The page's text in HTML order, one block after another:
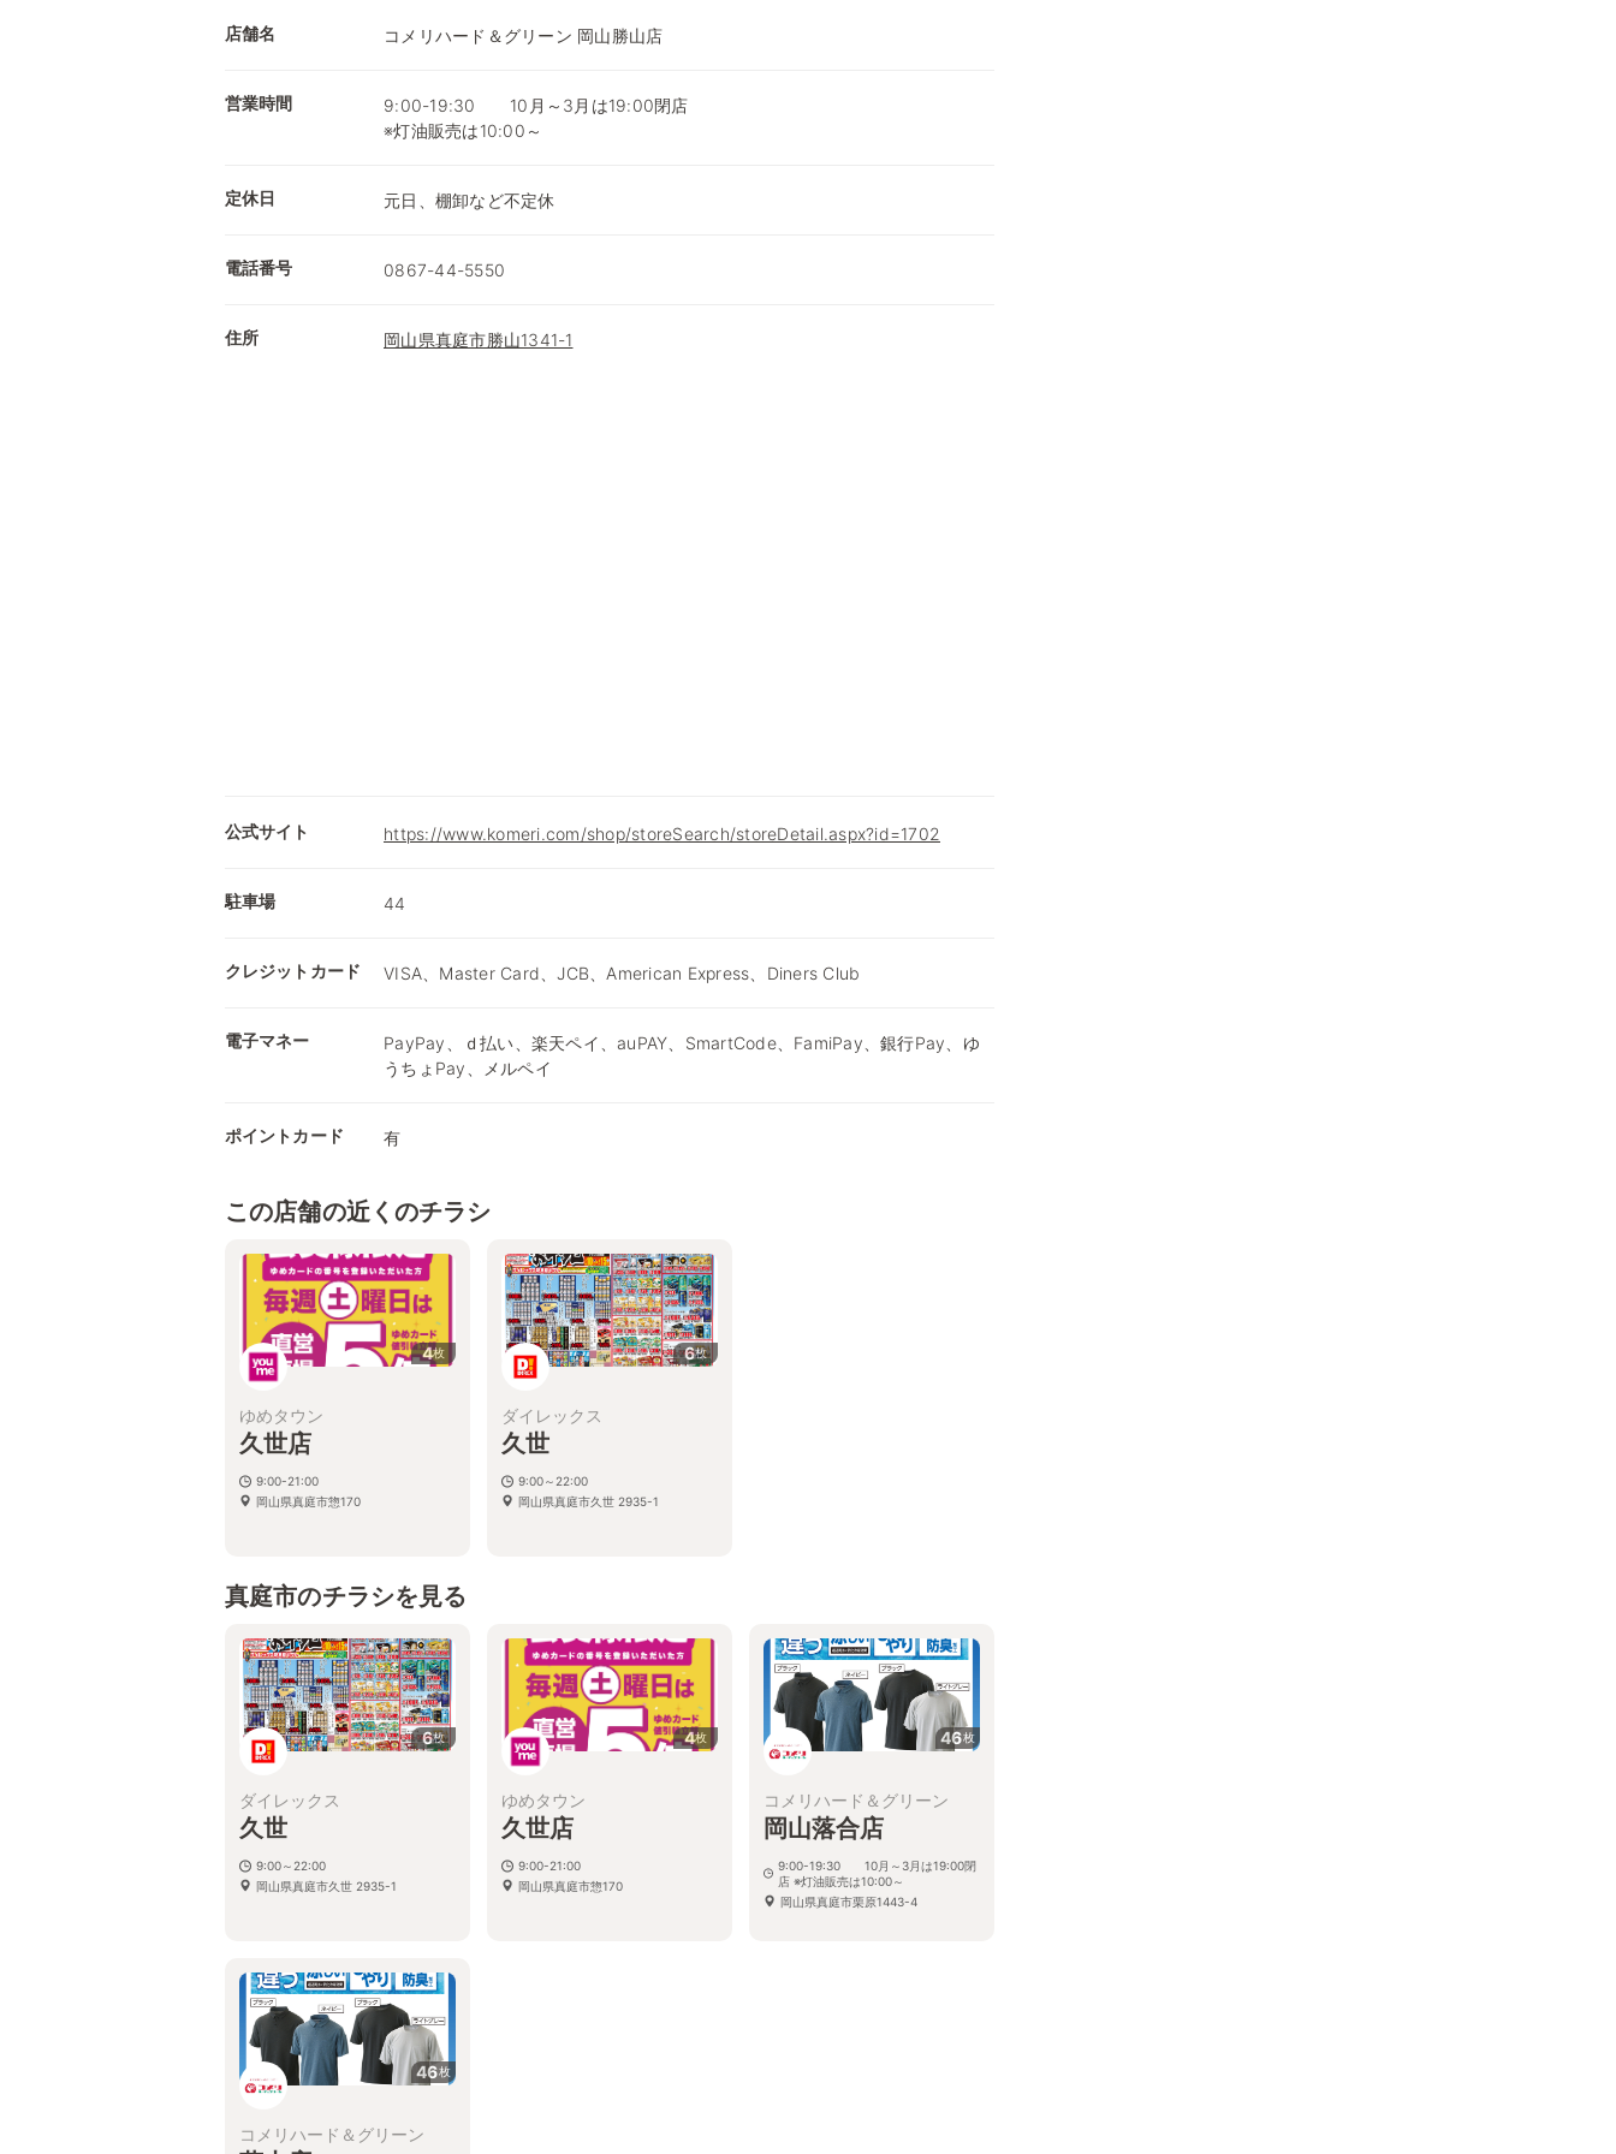
店舗名 コメリハード＆グリーン 岡山勝山店
営業時間
9:00-19:30 10月～3月は19:00閉店
※灯油販売は10:00～
定休日 元日、棚卸など不定休
電話番号 0867-44-5550
住所 岡山県真庭市勝山1341-1
公式サイト https://www.komeri.com/shop/storeSearch/storeDetail.aspx?id=1702
駐車場 44
クレジットカード VISA、Master Card、JCB、American Express、Diners Club
電子マネー
PayPay、ｄ払い、楽天ペイ、auPAY、SmartCode、FamiPay、銀行Pay、ゆ
うちょPay、メルペイ
ポイントカード 有
この店舗の近くのチラシ
4枚
ゆめタウン
久世店
9:00-21:00
岡山県真庭市惣170
6枚
ダイレックス
久世
9:00～22:00
岡山県真庭市久世 2935-1
真庭市のチラシを見る
6枚
ダイレックス
久世
9:00～22:00
岡山県真庭市久世 2935-1
4枚
ゆめタウン
久世店
9:00-21:00
岡山県真庭市惣170
46枚
コメリハード＆グリーン
岡山落合店
9:00-19:30 10月～3月は19:00閉
店 ※灯油販売は10:00～
岡山県真庭市栗原1443-4
46枚
コメリハード＆グリーン